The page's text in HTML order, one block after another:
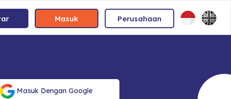
Masuk Perusahaan
Masuk Dengan Google